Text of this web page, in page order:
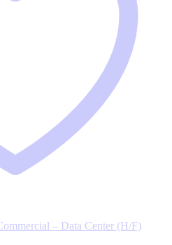
– Data Center (H/F)